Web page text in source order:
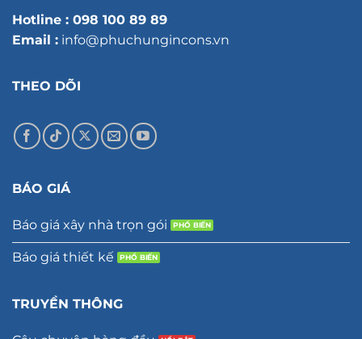
Hotline : 098 100 89 89
Email : info@phuchungincons.vn
THEO DÕI
BÁO GIÁ
Báo giá xây nhà trọn gói
Báo giá thiết kế
TRUYỀN THÔNG